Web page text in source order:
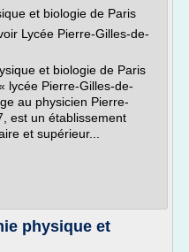
et biologie de Paris
Lycée Pierre-Gilles-de-
et biologie de Paris
lycée Pierre-Gilles-de-
au physicien Pierre-
est un établissement
et supérieur...
physique et